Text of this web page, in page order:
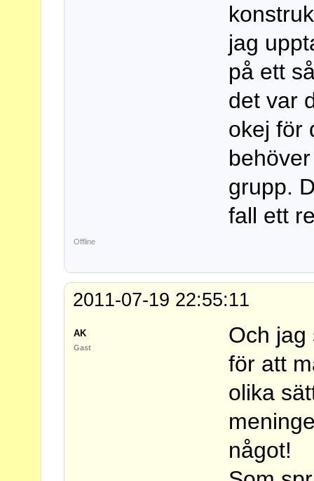
jag
på ett
det var
okej för
grupp.
fall ett
Offline
2011-07-19 22:55:11
AK
Gast
Och jag
för att
olika
något!